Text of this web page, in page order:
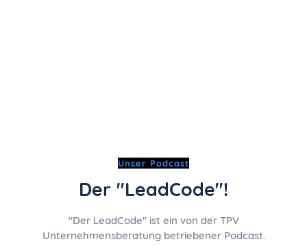
Unser Podcast
Der "LeadCode"!
"Der LeadCode" ist ein von der TPV
Unternehmensberatung betriebener Podcast.